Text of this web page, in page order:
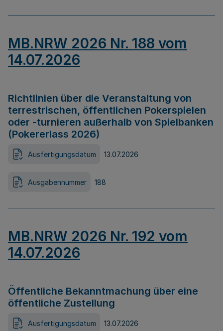
MB.NRW 2026 Nr. 188 vom
14.07.2026
Richtlinien über die Veranstaltung von
terrestrischen, öffentlichen Pokerspielen
oder -turnieren außerhalb von Spielbanken
(Pokererlass 2026)
Ausfertigungsdatum 13.07.2026
Ausgabennummer 188
MB.NRW 2026 Nr. 192 vom
14.07.2026
Öffentliche Bekanntmachung über eine
öffentliche Zustellung
Ausfertigungsdatum 13.07.2026